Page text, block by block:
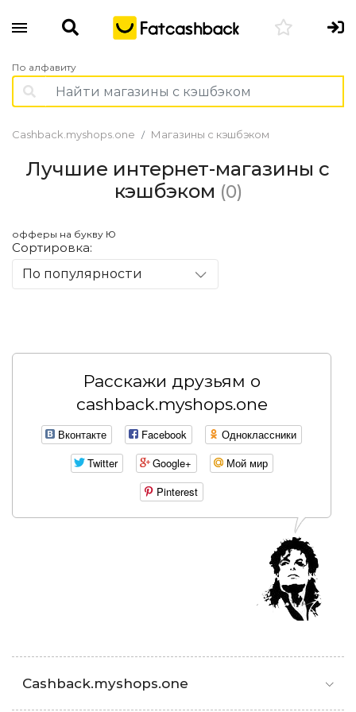
По алфавиту
Cashback.myshops.one Магазины с кэшбэком
Лучшие интернет-магазины с
кэшбэком (0)
офферы на букву Ю
Сортировка:
По популярности
Расскажи друзьям о
cashback.myshops.one
Вконтакте Facebook
Одноклассники
Twitter
Google+
Мой мир
Pinterest
Cashback.myshops.one